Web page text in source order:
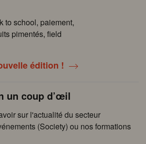
to school, paiement,
pimentés, field
édition !
un coup d’œil
sur l'actualité du secteur
(Society) ou nos formations